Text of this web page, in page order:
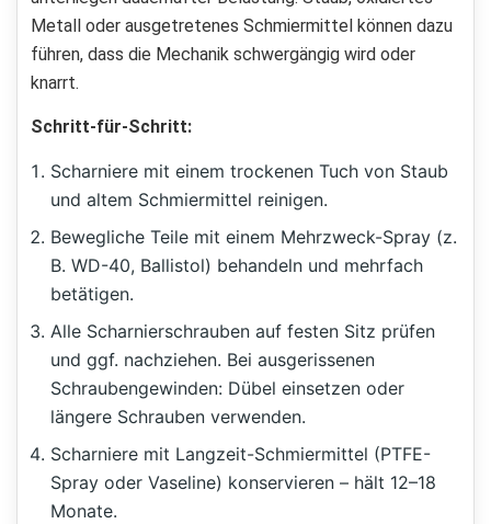
Metall oder ausgetretenes Schmiermittel können dazu
führen, dass die Mechanik schwergängig wird oder
knarrt.
Schritt-für-Schritt:
Scharniere mit einem trockenen Tuch von Staub
und altem Schmiermittel reinigen.
Bewegliche Teile mit einem Mehrzweck-Spray (z.
B. WD-40, Ballistol) behandeln und mehrfach
betätigen.
Alle Scharnierschrauben auf festen Sitz prüfen
und ggf. nachziehen. Bei ausgerissenen
Schraubengewinden: Dübel einsetzen oder
längere Schrauben verwenden.
Scharniere mit Langzeit-Schmiermittel (PTFE-
Spray oder Vaseline) konservieren – hält 12–18
Monate.